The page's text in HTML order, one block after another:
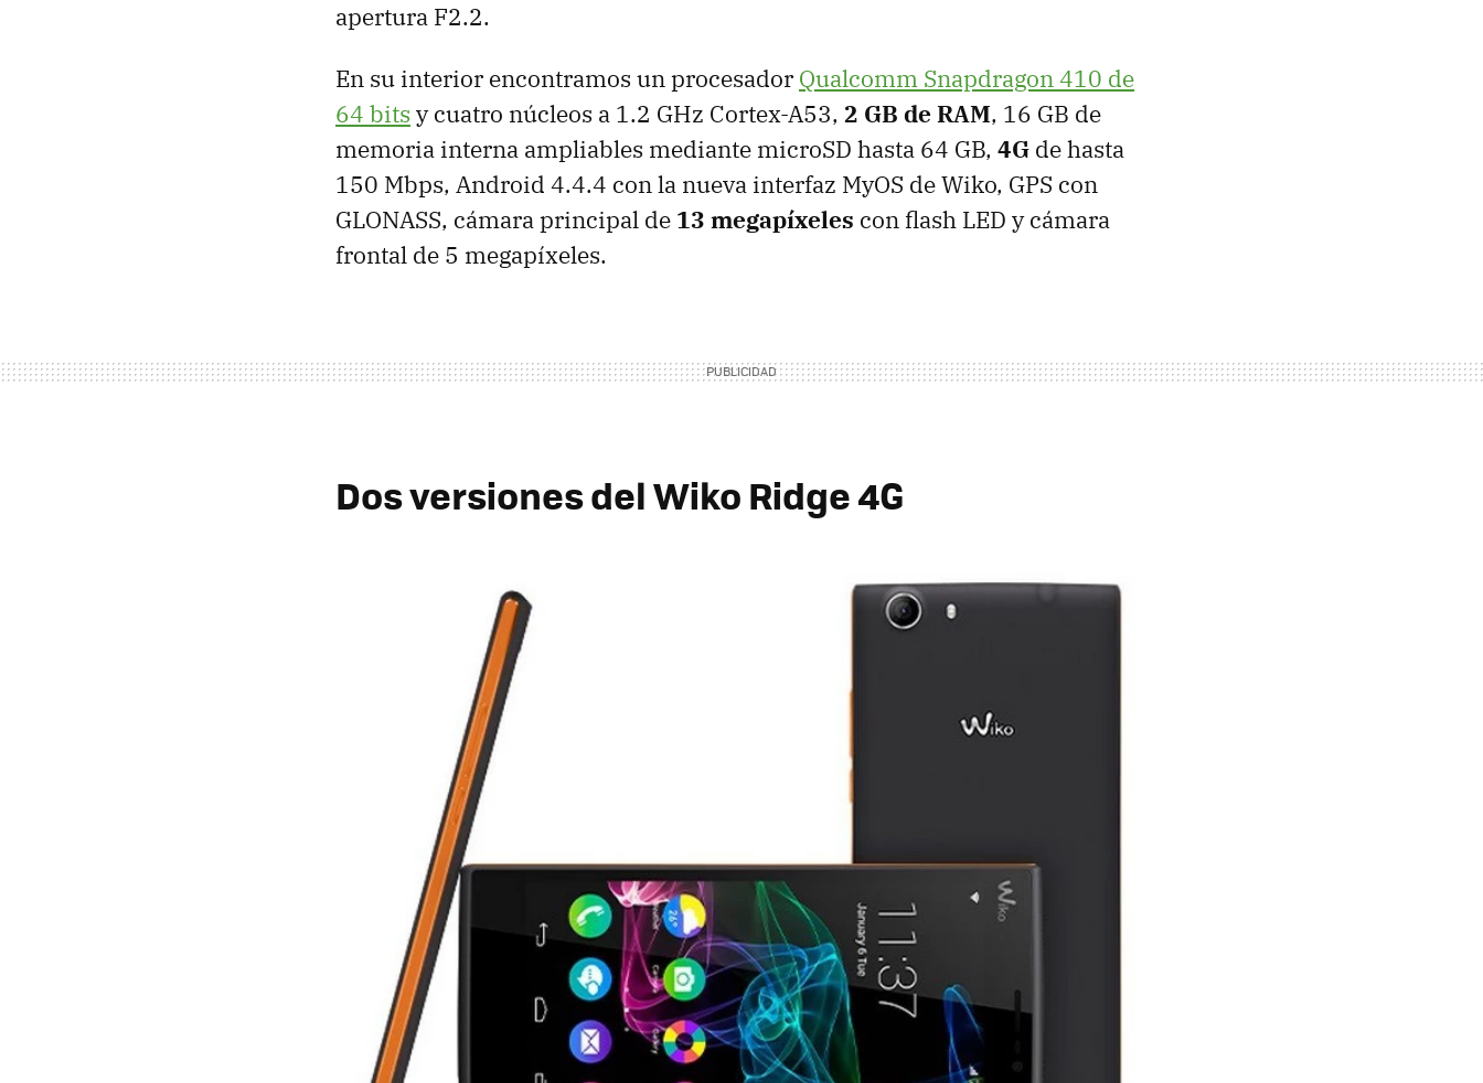
apertura F2.2.
En su interior encontramos un procesador Qualcomm Snapdragon 410 de
64 bits y cuatro núcleos a 1.2 GHz Cortex-A53, 2 GB de RAM, 16 GB de
memoria interna ampliables mediante microSD hasta 64 GB, 4G de hasta
150 Mbps, Android 4.4.4 con la nueva interfaz MyOS de Wiko, GPS con
GLONASS, cámara principal de 13 megapíxeles con flash LED y cámara
frontal de 5 megapíxeles.
Dos versiones del Wiko Ridge 4G